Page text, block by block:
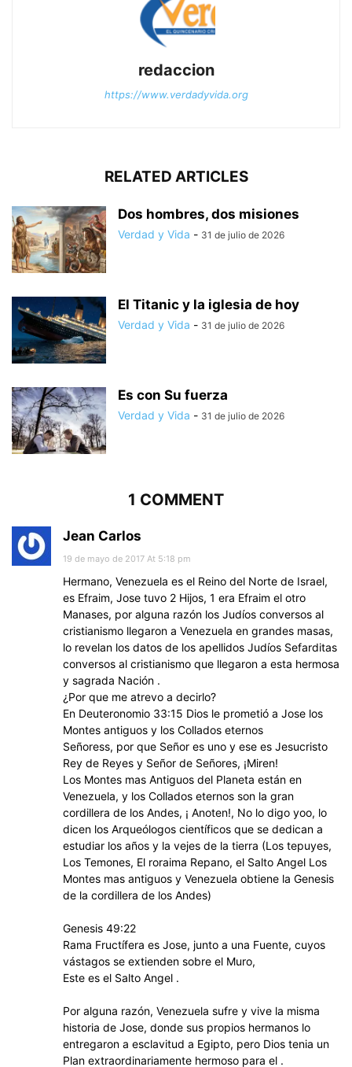
redaccion
https://www.verdadyvida.org
RELATED ARTICLES
Dos hombres, dos misiones
Verdad y Vida - 31 de julio de 2026
El Titanic y la iglesia de hoy
Verdad y Vida - 31 de julio de 2026
Es con Su fuerza
Verdad y Vida - 31 de julio de 2026
1 COMMENT
Jean Carlos
19 de mayo de 2017 At 5:18 pm
Hermano, Venezuela es el Reino del Norte de Israel,
es Efraim, Jose tuvo 2 Hijos, 1 era Efraim el otro
Manases, por alguna razón los Judíos conversos al
cristianismo llegaron a Venezuela en grandes masas,
lo revelan los datos de los apellidos Judíos Sefarditas
conversos al cristianismo que llegaron a esta hermosa
y sagrada Nación .
¿Por que me atrevo a decirlo?
En Deuteronomio 33:15 Dios le prometió a Jose los
Montes antiguos y los Collados eternos
Señoress, por que Señor es uno y ese es Jesucristo
Rey de Reyes y Señor de Señores, ¡Miren!
Los Montes mas Antiguos del Planeta están en
Venezuela, y los Collados eternos son la gran
cordillera de los Andes, ¡ Anoten!, No lo digo yoo, lo
dicen los Arqueólogos científicos que se dedican a
estudiar los años y la vejes de la tierra (Los tepuyes,
Los Temones, El roraima Repano, el Salto Angel Los
Montes mas antiguos y Venezuela obtiene la Genesis
de la cordillera de los Andes)
Genesis 49:22
Rama Fructífera es Jose, junto a una Fuente, cuyos
vástagos se extienden sobre el Muro,
Este es el Salto Angel .
Por alguna razón, Venezuela sufre y vive la misma
historia de Jose, donde sus propios hermanos lo
entregaron a esclavitud a Egipto, pero Dios tenia un
Plan extraordinariamente hermoso para el .